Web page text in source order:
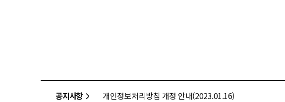
공지사항 개인정보처리방침 개정 안내(2023.01.16)